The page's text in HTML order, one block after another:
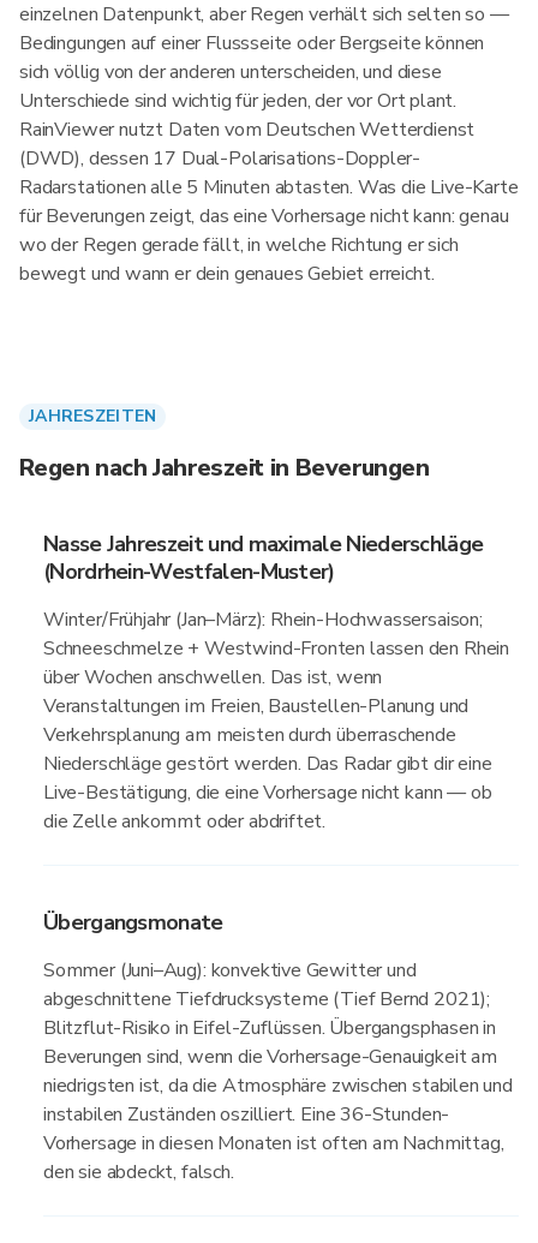
einzelnen Datenpunkt, aber Regen verhält sich selten so —
Bedingungen auf einer Flussseite oder Bergseite können
sich völlig von der anderen unterscheiden, und diese
Unterschiede sind wichtig für jeden, der vor Ort plant.
RainViewer nutzt Daten vom Deutschen Wetterdienst
(DWD), dessen 17 Dual-Polarisations-Doppler-
Radarstationen alle 5 Minuten abtasten. Was die Live-Karte
für Beverungen zeigt, das eine Vorhersage nicht kann: genau
wo der Regen gerade fällt, in welche Richtung er sich
bewegt und wann er dein genaues Gebiet erreicht.
JAHRESZEITEN
Regen nach Jahreszeit in Beverungen
Nasse Jahreszeit und maximale Niederschläge
(Nordrhein-Westfalen-Muster)
Winter/Frühjahr (Jan–März): Rhein-Hochwassersaison;
Schneeschmelze + Westwind-Fronten lassen den Rhein
über Wochen anschwellen. Das ist, wenn
Veranstaltungen im Freien, Baustellen-Planung und
Verkehrsplanung am meisten durch überraschende
Niederschläge gestört werden. Das Radar gibt dir eine
Live-Bestätigung, die eine Vorhersage nicht kann — ob
die Zelle ankommt oder abdriftet.
Übergangsmonate
Sommer (Juni–Aug): konvektive Gewitter und
abgeschnittene Tiefdrucksysteme (Tief Bernd 2021);
Blitzflut-Risiko in Eifel-Zuflüssen. Übergangsphasen in
Beverungen sind, wenn die Vorhersage-Genauigkeit am
niedrigsten ist, da die Atmosphäre zwischen stabilen und
instabilen Zuständen oszilliert. Eine 36-Stunden-
Vorhersage in diesen Monaten ist often am Nachmittag,
den sie abdeckt, falsch.